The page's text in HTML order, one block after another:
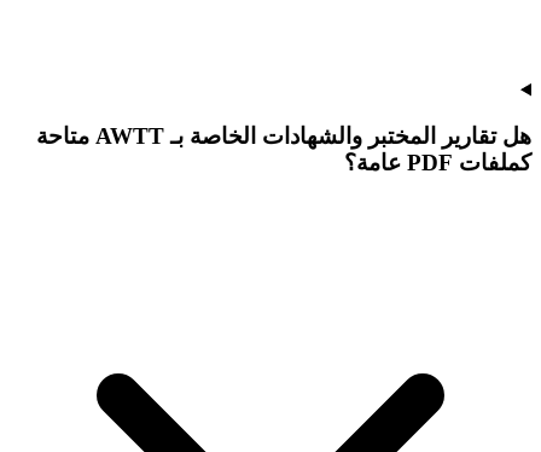
هل تقارير المختبر والشهادات الخاصة بـ AWTT متاحة
كملفات PDF عامة؟